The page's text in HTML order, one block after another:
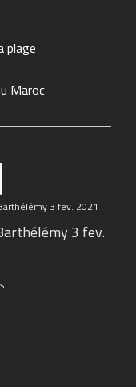
plage
Maroc
3 fev.